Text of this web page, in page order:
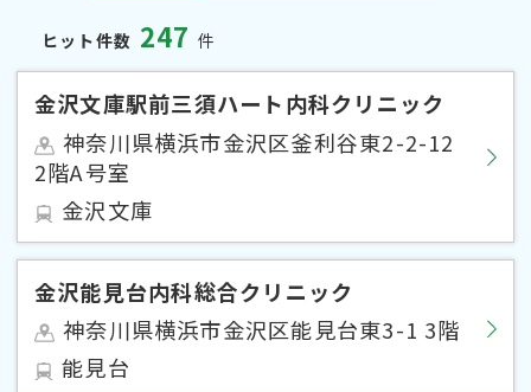
ヒット件数 247 件
金沢文庫駅前三須ハート内科クリニック
神奈川県横浜市金沢区釜利谷東2-2-12
2階A号室
金沢文庫
金沢能見台内科総合クリニック
神奈川県横浜市金沢区能見台東3-1 3階
能見台